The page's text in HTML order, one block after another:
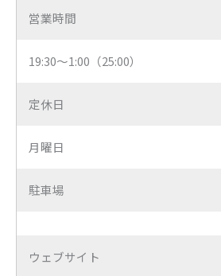
営業時間
19:30〜1:00（25:00）
定休日
月曜日
駐車場
ウェブサイト